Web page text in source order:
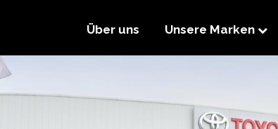
Über uns
Unsere Marken